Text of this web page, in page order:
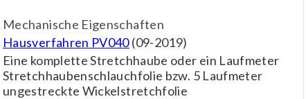
Mechanische Eigenschaften
Hausverfahren PV040(09-2019)
Eine komplette Stretchhaube oder ein Laufmeter
Stretchhaubenschlauchfolie bzw. 5 Laufmeter
ungestreckte Wickelstretchfolie